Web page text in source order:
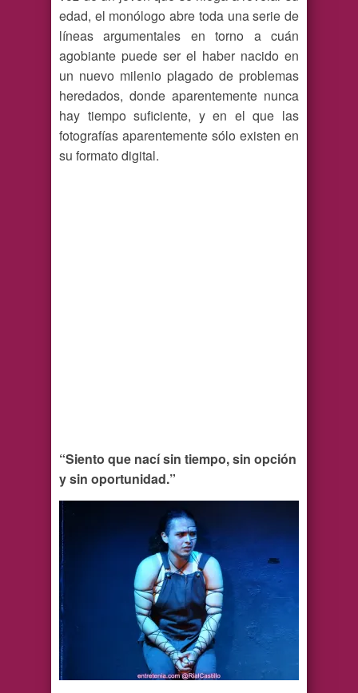
edad, el monólogo abre toda una serie de
líneas argumentales en torno a cuán
agobiante puede ser el haber nacido en
un nuevo milenio plagado de problemas
heredados, donde aparentemente nunca
hay tiempo suficiente, y en el que las
fotografías aparentemente sólo existen en
su formato digital.
“Siento que nací sin tiempo, sin opción
y sin oportunidad.”